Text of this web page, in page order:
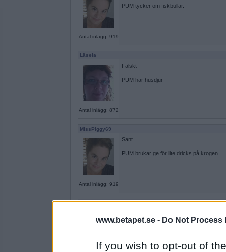
www.betapet.se - Do Not Process
If you wish to opt-out of
Antal inlägg: 919
PUM tycker om fiskbullar.
Läsela
Antal inlägg: 872
Falskt
PUM har husdjur
MissPiggy69
Antal inlägg: 919
Sant.
PUM brukar ge för lite dricks på krogen.
Ruckzuck